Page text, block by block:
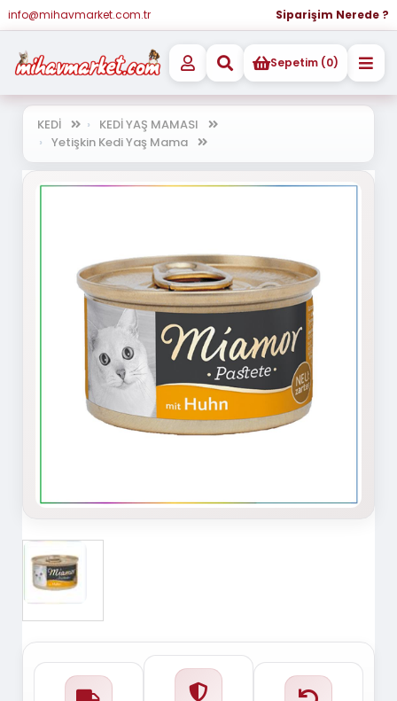
info@mihavmarket.com.tr Siparişim Nerede ?
Sepetim (0)
KEDİ
KEDİ YAŞ MAMASI
Yetişkin Kedi Yaş Mama